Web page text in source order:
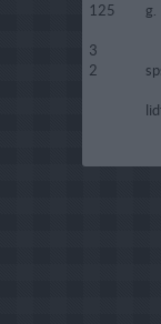
125
g.
3
2